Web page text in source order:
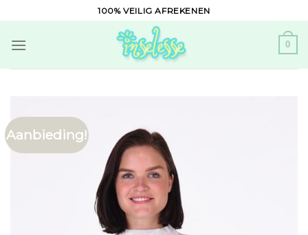
to
content
100% VEILIG AFREKENEN
0
Aanbieding!